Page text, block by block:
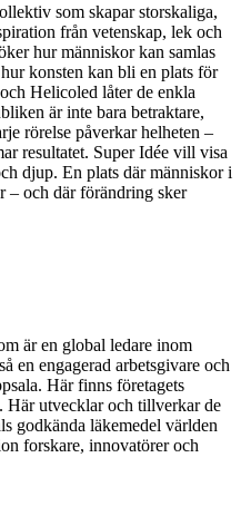
som skapar storskaliga,
från vetenskap, lek och
hur människor kan samlas
konsten kan bli en plats för
Helicoled låter de enkla
är inte bara betraktare,
rörelse påverkar helheten –
resultatet. Super Idée vill visa
djup. En plats där människor i
– och där förändring sker
är en global ledare inom
en engagerad arbetsgivare och
Här finns företagets
Här utvecklar och tillverkar de
godkända läkemedel världen
forskare, innovatörer och